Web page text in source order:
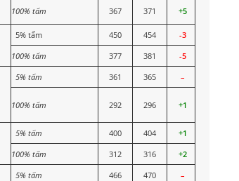
100% tấm 367 371 +5
5% tấm 450 454
-3
100% tấm
377 381 -5
5% tấm 361 365 –
100% tấm 292 296 +1
5% tấm 400 404
+1
100% tấm
312 316
+2
5% tấm 466 470 –